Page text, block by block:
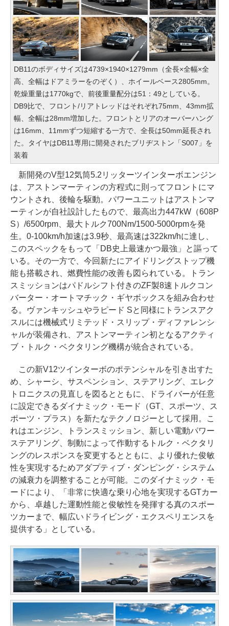
DB11のボディサイズは4739×1940×1279mm（全長×全幅×全
高、全幅はドアミラーをのぞく）、ホイールベース2805mm。
乾燥重量は1770kgで、前後重量配分は51：49としている。
DB9比で、フロント/リアトレッドはそれぞれ75mm、43mm拡
幅、全幅は28mm増加した。フロントとリアのオーバーハング
は16mm、11mmずつ短縮する一方で、全長は50mm延長され
た。タイヤはDB11専用に開発されたブリヂストン「S007」を
装着
新開発のV型12気筒5.2リッターツインターボエンジン
は、アストンマーティンの方程式に則ってフロントにマ
ウントされ、後輪を駆動。パワーユニットはアストンマ
ーティンが自社設計したもので、最高出力447kW（608P
S）/6500rpm、最大トルク700Nm/1500-5000rpmを発
生。0-100km/h加速は3.9秒、最高速は322km/hに達し、
このスペックをもって「DB史上最速かつ最強」と謳って
いる。その一方で、今回新たにアイドリングストップ機
能も搭載され、燃費性能の改善も図られている。トラン
スミッションはパドルシフト付きのZF製8速トルクコン
バーター・オートマチック・ギヤボックスを組み合わせ
る。ヴァンキッシュやラピード Sと同様にトランスアク
スルには機械式リミテッド・スリップ・ディファレンシ
ャルが装備され、アストンマーティン初となるアクティ
ブ・トルク・ベクタリング機構が統合されている。
この新V12ツインターボのポテンシャルを引き出すた
め、シャーシ、サスペンション、ステアリング、エレク
トロニクスの見直しを図るとともに、ドライバーが任意
に設定できるダイナミック・モード（GT、スポーツ、ス
ポーツ・プラス）を新たなテクノロジーとして採用。こ
れはエンジン、トランスミッション、新しい電動パワー
ステアリング、制動によって作動するトルク・ベクタリ
ングのレスポンスを変更するとともに、より優れた俊敏
性を実現するためアダプティブ・ダンピング・システム
の減衰力を調整することが可能。このダイナミック・モ
ードにより、「非常に快適な乗り心地を実現するGTカー
から、卓越した運動性能と俊敏性を発揮する真のスポー
ツカーまで、幅広いドライビング・エクスペリエンスを
提供する」としている。